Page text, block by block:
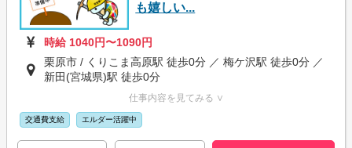
も嬉しい...
時給 1040円〜1090円
栗原市 / くりこま高原駅 徒歩0分 ／ 梅ケ沢駅 徒歩0分 ／
新田(宮城県)駅 徒歩0分
仕事内容を見てみる ∨
交通費支給 エルダー活躍中